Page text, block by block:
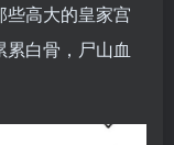
高大的皇家宫
白骨，尸山血